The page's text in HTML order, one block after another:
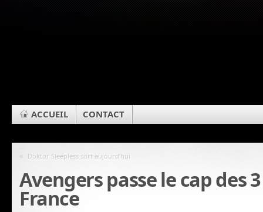
ACCUEIL CONTACT
« Doktor Sleepless sort aujourd’hui
Avengers passe le cap des
France